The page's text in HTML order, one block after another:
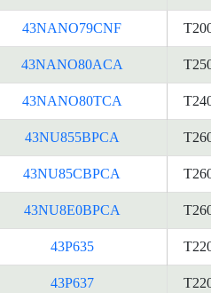
43NANO79CNF
43NANO80ACA
43NANO80TCA
43NU855BPCA
43NU85CBPCA
43NU8E0BPCA
43P635
43P637